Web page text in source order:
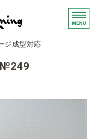
ニット・布帛製
ジ成型対応